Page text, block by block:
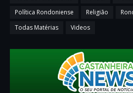
Política Rondoniense
Religião
Todas Matérias
Videos